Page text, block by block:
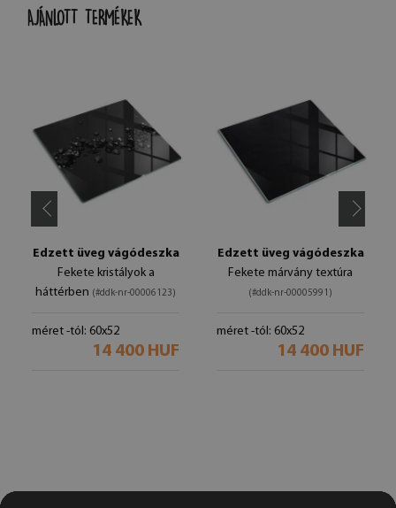
AJÁNLOTT TERMÉKEK
Edzett üveg vágódeszka
Fekete kristályok a
háttérben (#ddk-nr-00006123)
méret -tól: 60x52
14 400 HUF
Edzett üveg vágódeszka
Fekete márvány textúra
(#ddk-nr-00005991)
méret -tól: 60x52
14 400 HUF